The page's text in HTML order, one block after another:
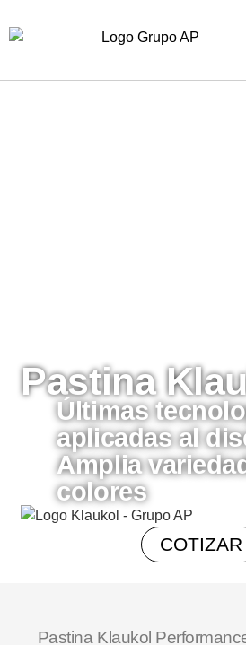
Pastina
Últimas
aplicadas al
Amplia
colores
COTIZAR
Pastina Klaukol